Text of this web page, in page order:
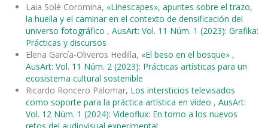
Laia Solé Coromina, «Linescapes», apuntes sobre el trazo,
la huella y el caminar en el contexto de densificación del
universo fotográfico , AusArt: Vol. 11 Núm. 1 (2023): Grafika:
Prácticas y discursos
Elena García-Oliveros Hedilla, «El beso en el bosque» ,
AusArt: Vol. 11 Núm. 2 (2023): Prácticas artísticas para un
ecosistema cultural sostenible
Ricardo Roncero Palomar, Los intersticios televisados
como soporte para la práctica artística en vídeo , AusArt:
Vol. 12 Núm. 1 (2024): Videoflux: En torno a los nuevos